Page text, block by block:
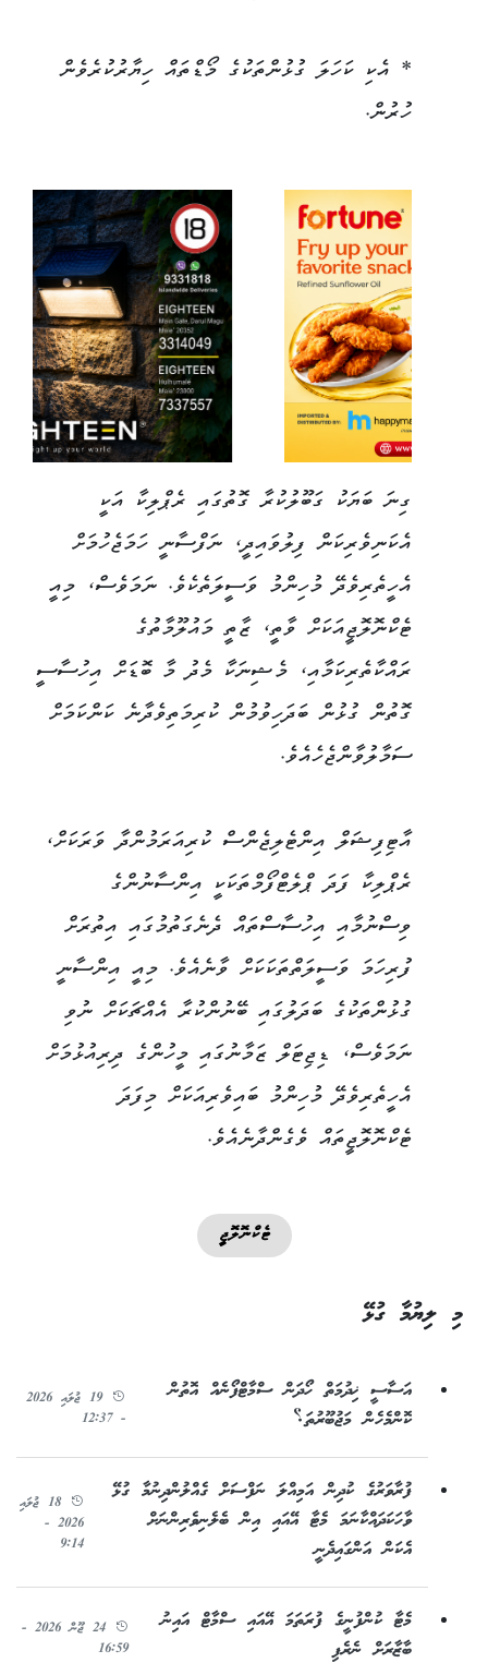
* އެކި ކަހަލަ ގުޅުންތަކުގެ މޯޑްތައް ހިޔާރުކުރެވެން
ހުރުން.
ގިނަ ބަޔަކު ގަބޫލުކުރާ ގޮތުގައި ރެޕްލިކާ އަކީ
އެކަނިވެރިކަން ފިލުވައިދީ، ނަފްސާނީ ހަމަޖެހުމަށް
އެހީތެރިވެދޭ މުހިންމު ވަސީލަތެކެވެ. ނަމަވެސް، މިއީ
ޓެކްނޮލޮޖީއަކަށް ވާތީ، ޒާތީ މައުލޫމާތުގެ
ރައްކާތެރިކަމާއި، މެޝިނަކާ މެދު މާ ބޮޑަށް އިހުސާސީ
ގޮތުން ގުޅުން ބަދަހިވުމުން ކުރިމަތިވެދާނެ ކަންކަމަށް
ސަމާލުވާންޖެހެއެވެ.
އާޓިފިޝަލް އިންޓެލިޖެންސް ކުރިއަރަމުންދާ ވަރަކަށް،
ރެޕްލިކާ ފަދަ ޕްލެޓްފޯމްތަކަކީ އިންސާނުންގެ
ވިސްނުމާއި އިހުސާސްތައް ދެނެގަތުމުގައި އިތުރަށް
ފުރިހަމަ ވަސީލަތްތަކަކަށް ވާނެއެވެ. މިއީ އިންސާނީ
ގުޅުންތަކުގެ ބަދަލުގައި ބޭނުންކުރާ އެއްޗަކަށް ނުވި
ނަމަވެސް، ޑިޖިޓަލް ޒަމާނުގައި މީހުންގެ ދިރިއުޅުމަށް
އެހީތެރިވެދޭ މުހިންމު ބައިވެރިއަކަށް މިފަދަ
ޓެކްނޮލޮޖީތައް ވެގެންދާނެއެވެ.
ޓެކްނޮލޮޖީ
މި ލިޔުމާ ގުޅޭ
އަސާސީ ޚިދުމަތް ހޯދަން ސްމާޓްފޯނެއް އޮތުން
ކޮންމެހެން މަޖުބޫރުތަ؟
19 ޖުލައި 2026
- 12:37
ފުރާވަރުގެ ކުދިން އަމިއްލަ ނަފްސަށް ގެއްލުންދިނުމާ ގުޅޭ
ވާހަކަދައްކާނަމަ މެޓާ އޭއައި އިން ބެލެނިވެރިންނަށް
އެކަން އަންގައިދެނީ
18 ޖުލައި
2026 -
9:14
މެޓާ ކުންފުނީގެ ފުރަތަމަ އޭއައި ސްމާޓް އައިނު
ބާޒާރަށް ނެރެފި
24 ޖޫން 2026 -
16:59